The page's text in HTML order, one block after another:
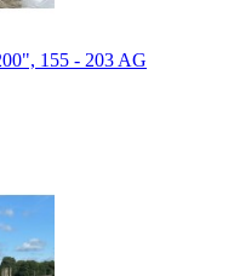
155 - 203 AG